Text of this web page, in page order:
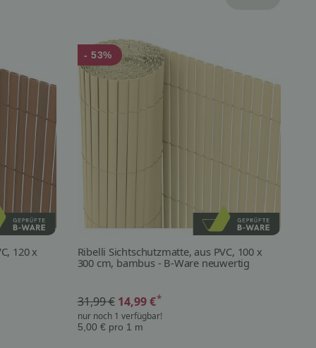
120 x
- 53%
Ribelli Sichtschutzmatte, aus PVC, 100 x
300 cm, bambus - B-Ware neuwertig
31,99 € 14,99 €*
nur noch 1 verfügbar!
5,00 € pro 1 m